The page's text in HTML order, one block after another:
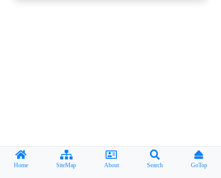
Home SiteMap About Search GoTop